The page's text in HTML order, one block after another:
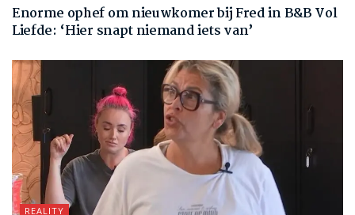
Enorme ophef om nieuwkomer bij Fred in B&B Vol
Liefde: ‘Hier snapt niemand iets van’
REALITY